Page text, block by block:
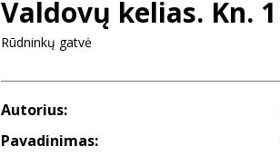
Valdovų kelias. Kn. 1
Rūdninkų gatvė
Autorius:
Pavadinimas: